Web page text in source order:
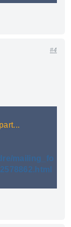
#4
mailing_fo